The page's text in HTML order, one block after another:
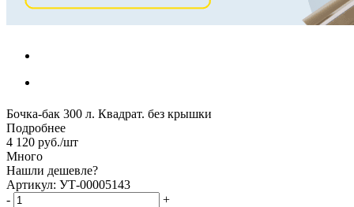
Бочка-бак 300 л. Квадрат. без крышки
Подробнее
4 120 руб./шт
Много
Нашли дешевле?
Артикул: УТ-00005143
-
+